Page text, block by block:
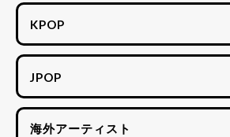
KPOP
JPOP
海外アーティスト